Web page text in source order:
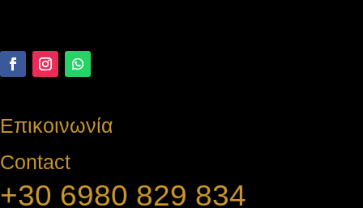
Επικοινωνία
Contact
+30 6980 829 834